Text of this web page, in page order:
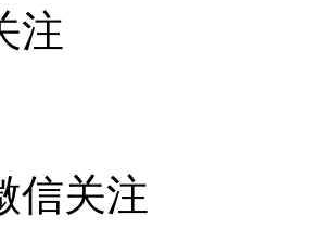
注
信关注